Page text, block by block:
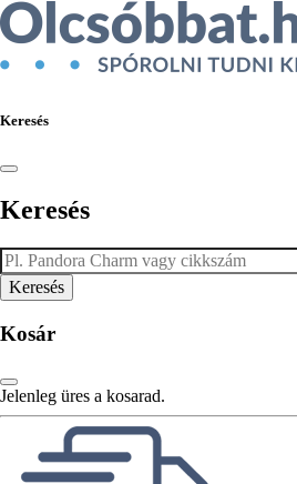
Keresés
Keresés
Kosár
Jelenleg üres a kosarad.